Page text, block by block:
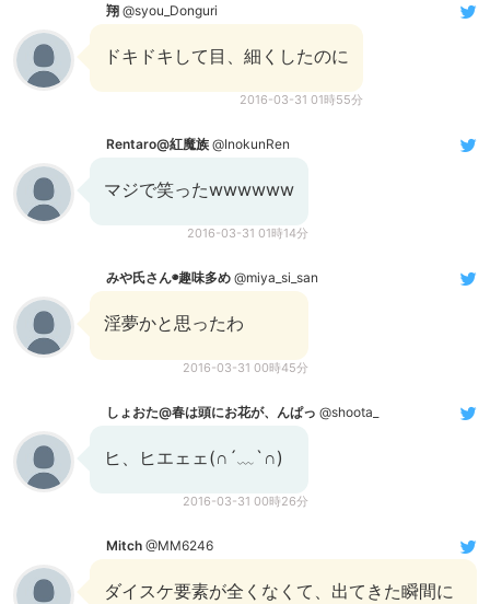
翔 @syou_Donguri
ドキドキして目、細くしたのに
2016-03-31 01時55分
Rentaro@紅魔族 @InokunRen
マジで笑ったwwwwww
2016-03-31 01時14分
みや氏さん◉趣味多め @miya_si_san
淫夢かと思ったわ
2016-03-31 00時45分
しょおた@春は頭にお花が、んぱっ @shoota_
ヒ、ヒエェェ(∩´﹏`∩)
2016-03-31 00時26分
Mitch @MM6246
ダイスケ要素が全くなくて、出てきた瞬間に